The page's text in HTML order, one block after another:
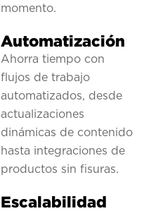
momento.
Automatización
Ahorra tiempo con
flujos de trabajo
automatizados, desde
actualizaciones
dinámicas de contenido
hasta integraciones de
productos sin fisuras.
Escalabilidad